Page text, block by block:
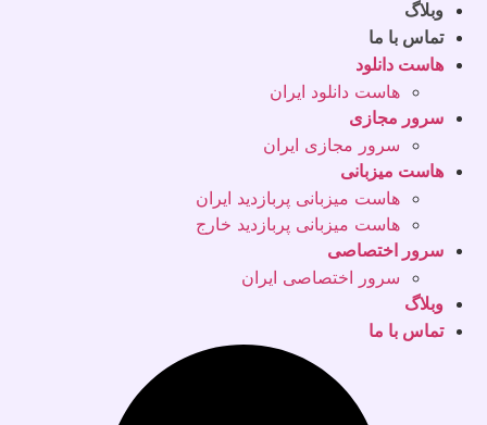
وبلاگ
تماس با ما
هاست دانلود
هاست دانلود ایران
سرور مجازی
سرور مجازی ایران
هاست میزبانی
هاست میزبانی پربازدید ایران
هاست میزبانی پربازدید خارج
سرور اختصاصی
سرور اختصاصی ایران
وبلاگ
تماس با ما